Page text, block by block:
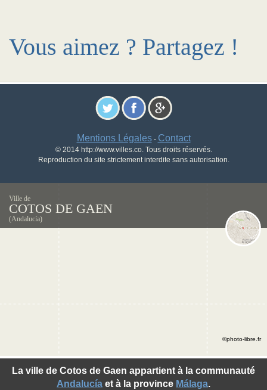
Vous aimez ? Partagez !
Mentions Légales- Contact
© 2014 http://www.villes.co. Tous droits réservés.
Reproduction du site strictement interdite sans autorisation.
Ville de
COTOS DE GAEN
(Andalucía)
La ville de Cotos de Gaen appartient à la communauté
Andalucía et à la province Málaga.
©photo-libre.fr